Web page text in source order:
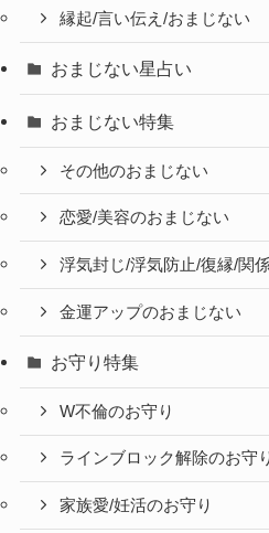
縁起/言い伝え/おまじない
おまじない星占い
おまじない特集
その他のおまじない
恋愛/美容のおまじない
浮気封じ/浮気防止/復縁/関
金運アップのおまじない
お守り特集
W不倫のお守り
ラインブロック解除のお守
家族愛/妊活のお守り